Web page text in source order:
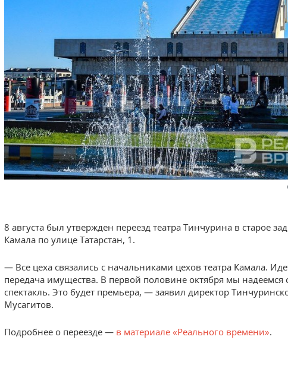
8 августа был утвержден переезд театра Тинчурина в старое
Камала по улице Татарстан, 1.
— Все цеха связались с начальниками цехов театра Камала.
передача имущества. В первой половине октября мы надеемся
спектакль. Это будет премьера, — заявил директор
Мусагитов.
Подробнее о переезде — в материале «Реального времени».